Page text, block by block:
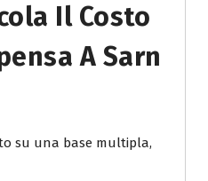
Il Costo
A Sarn
su una base multipla,